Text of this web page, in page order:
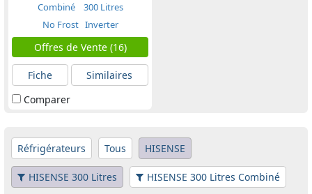
Combiné
300 Litres
No Frost Inverter
Offres de Vente (16)
Fiche
Similaires
Comparer
Réfrigérateurs Tous HISENSE
HISENSE 300 Litres HISENSE 300 Litres Combiné